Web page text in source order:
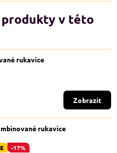
v této
rukavice
Zobrazit
rukavice
-17%